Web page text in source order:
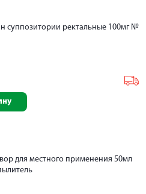
суппозитории ректальные 100мг №
для местного применения 50мл